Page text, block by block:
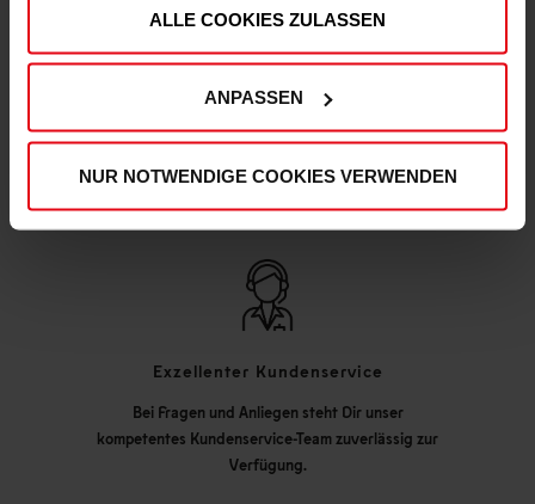
ALLE COOKIES ZULASSEN
ANPASSEN
NUR NOTWENDIGE COOKIES VERWENDEN
Qualitätskontrollen, um Deinen und unseren hohen
Qualitätsstandards zu entsprechen.
Exzellenter Kundenservice
Bei Fragen und Anliegen steht Dir unser
kompetentes Kundenservice-Team zuverlässig zur
Verfügung.